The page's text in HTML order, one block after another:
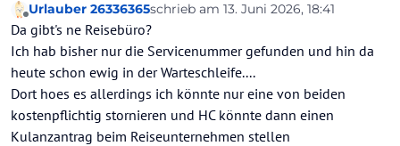
Offline
Urlauber 26336365schrieb am 13. Juni 2026, 18:41
zuletzt editiert von
Da gibt's ne Reisebüro?
Ich hab bisher nur die Servicenummer gefunden und hin da
heute schon ewig in der Warteschleife....
Dort hoes es allerdings ich könnte nur eine von beiden
kostenpflichtig stornieren und HC könnte dann einen
Kulanzantrag beim Reiseunternehmen stellen